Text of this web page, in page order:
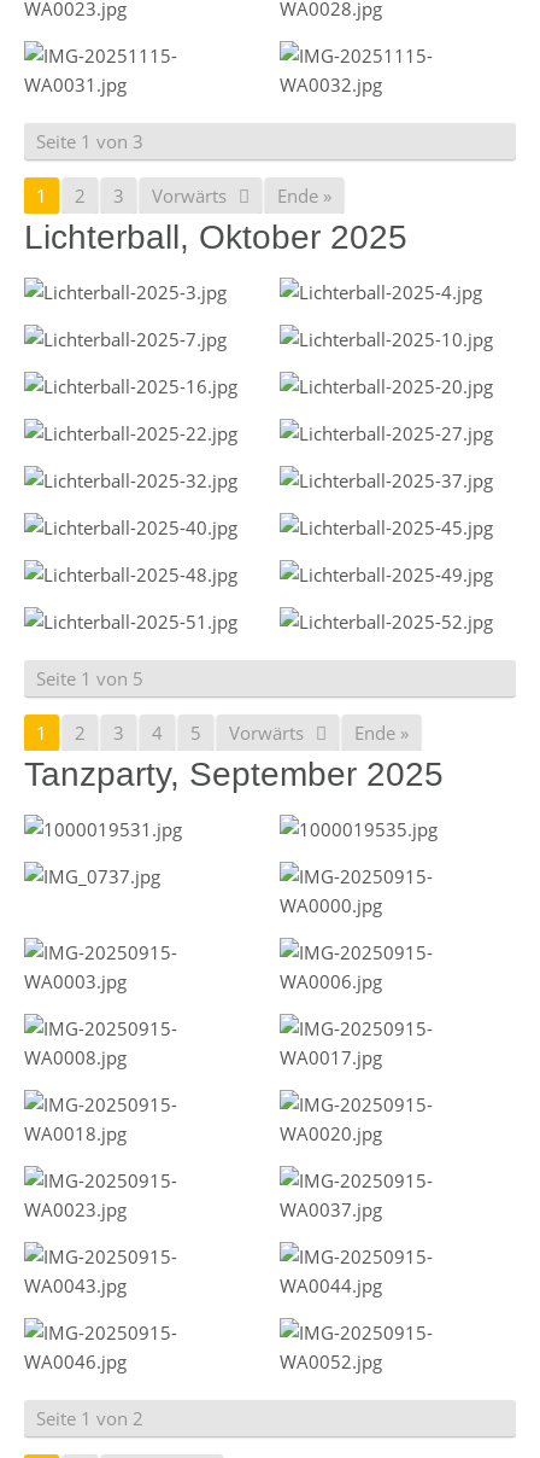
Seite 1 von 3
1 2 3 Vorwärts Ende »
Lichterball, Oktober 2025
Seite 1 von 5
1 2 3 4 5 Vorwärts Ende »
Tanzparty, September 2025
Seite 1 von 2